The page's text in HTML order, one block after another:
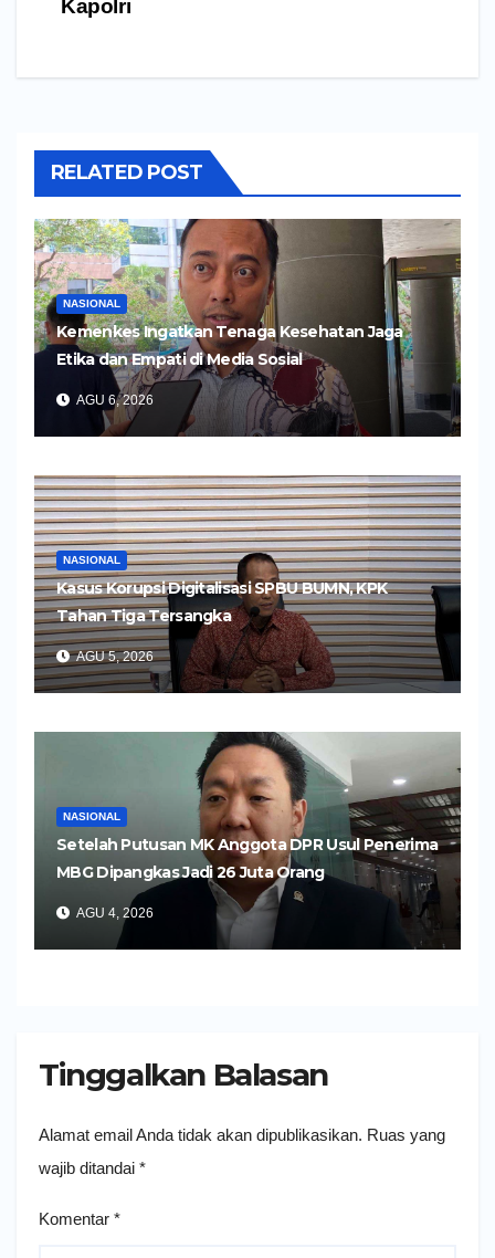
Kapolri
RELATED POST
NASIONAL
Kemenkes Ingatkan Tenaga Kesehatan Jaga
Etika dan Empati di Media Sosial
AGU 6, 2026
NASIONAL
Kasus Korupsi Digitalisasi SPBU BUMN, KPK
Tahan Tiga Tersangka
AGU 5, 2026
NASIONAL
Setelah Putusan MK Anggota DPR Usul Penerima
MBG Dipangkas Jadi 26 Juta Orang
AGU 4, 2026
Tinggalkan Balasan
Alamat email Anda tidak akan dipublikasikan. Ruas yang
wajib ditandai *
Komentar *